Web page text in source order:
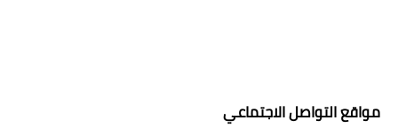
مواقع التواصل الاجتماعي